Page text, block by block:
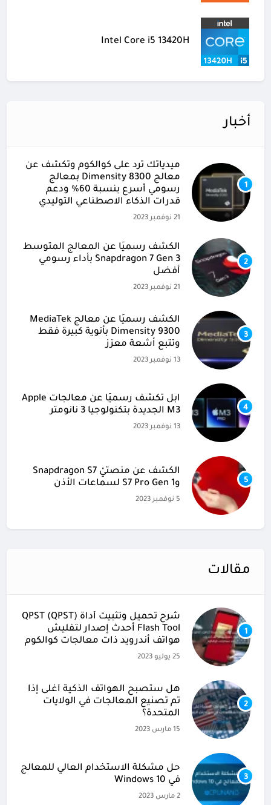
Intel Core i5 13420H
أخبار
1
ميدياتك ترد على كوالكوم وتكشف عن
معالج Dimensity 8300 بمعالج
رسومي أسرع بنسبة 60% ودعم
قدرات الذكاء الاصطناعي التوليدي
21 نوفمبر 2023
2
الكشف رسميًا عن المعالج المتوسط
Snapdragon 7 Gen 3 بأداء رسومي
أفضل
21 نوفمبر 2023
3
الكشف رسميًا عن معالج MediaTek
Dimensity 9300 بأنوية كبيرة فقط
وتتبع أشعة معزز
13 نوفمبر 2023
4
آبل تكشف رسميًا عن معالجات Apple
M3 الجديدة بتكنولوجيا 3 نانومتر
13 نوفمبر 2023
5
الكشف عن منصتيْ Snapdragon S7
وS7 Pro Gen 1 لسماعات الأذن
مقالات
1
شرح تحميل وتثبيت أداة (QPST (QPST
Flash Tool أحدث إصدار لتفليش
هواتف أندرويد ذات معالجات كوالكوم
25 يوليو 2023
2
هل ستصبح الهواتف الذكية أغلى إذا
تم تصنيع المعالجات في الولايات
المتحدة؟
15 مارس 2023
3
حل مشكلة الاستخدام العالي للمعالج
في Windows 10